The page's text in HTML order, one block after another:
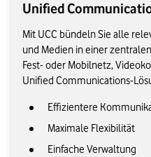
Unified
Mit UCC bündeln Sie alle
und Medien in einer
Fest- oder Mobilnetz,
Unified Communications-
Effizientere
Maximale Flexibilität
Einfache Verwaltung